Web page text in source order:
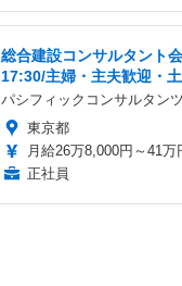
総合建設コンサルタント
17:30/主婦・主夫歓迎・
パシフィックコンサルタン
東京都
月給26万8,000円～41万
正社員